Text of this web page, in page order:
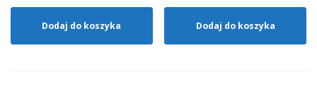
Dodaj do koszyka Dodaj do koszyka